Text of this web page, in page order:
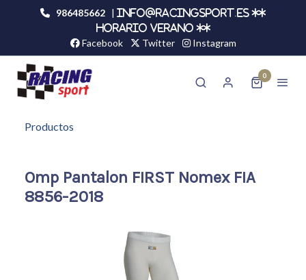
986485662 |
info@racingsport.es **
HORARIO VERANO **
Facebook Twitter Instagram
0
Productos
Omp Pantalon FIRST Nomex FIA
8856-2018